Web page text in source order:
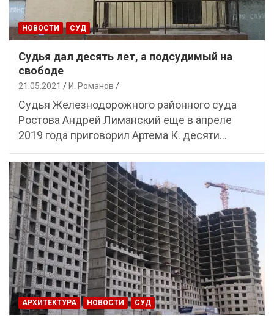
НОВОСТИ СУД
Судья дал десять лет, а подсудимый на
свободе
21.05.2021 И. Романов
Судья Железнодорожного районного суда
Ростова Андрей Лиманский еще в апреле
2019 года приговорил Артема К. десяти…
АРХИТЕКТУРА НОВОСТИ СУД